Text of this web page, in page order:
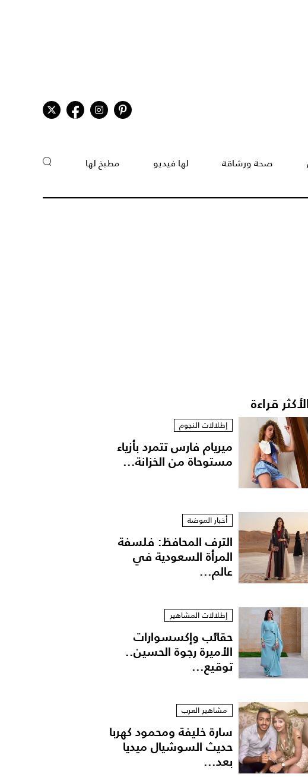
صحة ورشاقة لها فيديو مطبخ لها
قراءة
إطلالات النجوم
ميريام فارس تتمرد بأزياء
مستوحاة من الخزانة...
أخبار الموضة
الترف المحافظ: فلسفة
المرأة السعودية في
عالم...
إطلالات المشاهير
حقائب وإكسسوارات
الأميرة رجوة الحسين..
توقيع...
مشاهير العرب
سارة خليفة ومحمود كهربا
حديث السوشيال ميديا
بعد...